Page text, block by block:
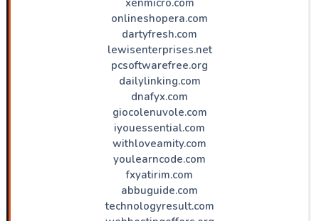
onlineshopera.com
dartyfresh.com
lewisenterprises.net
pcsoftwarefree.org
dailylinking.com
dnafyx.com
giocolenuvole.com
iyouessential.com
withloveamity.com
youlearncode.com
fxyatirim.com
abbuguide.com
technologyresult.com